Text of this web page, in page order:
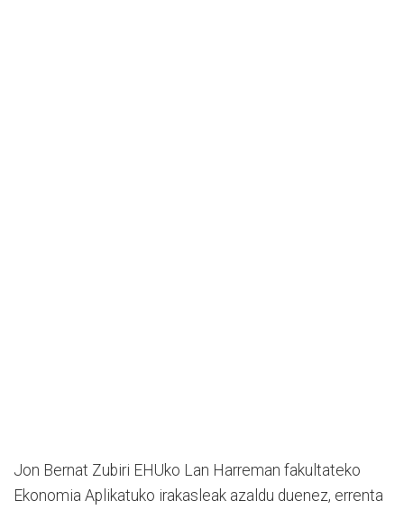
Jon Bernat Zubiri EHUko Lan Harreman fakultateko
Ekonomia Aplikatuko irakasleak azaldu duenez, errenta